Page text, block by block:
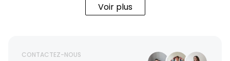
Voir plus
CONTACTEZ-NOUS